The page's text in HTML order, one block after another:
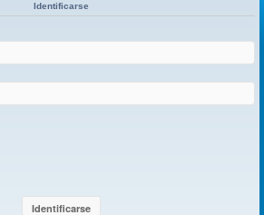
Identificarse